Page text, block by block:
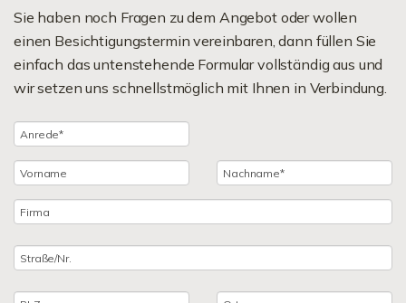
Sie haben noch Fragen zu dem Angebot oder wollen
einen Besichtigungstermin vereinbaren, dann füllen Sie
einfach das untenstehende Formular vollständig aus und
wir setzen uns schnellstmöglich mit Ihnen in Verbindung.